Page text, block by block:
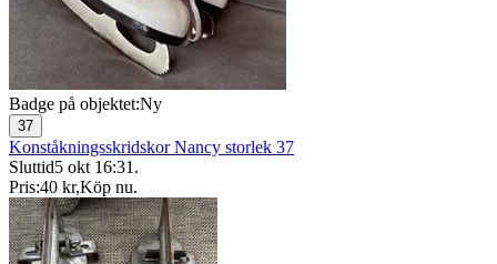
Badge på objektet:Ny
37
Konståkningsskridskor Nancy storlek 37
Sluttid5 okt 16:31 .
Pris:40 kr,Köp nu.